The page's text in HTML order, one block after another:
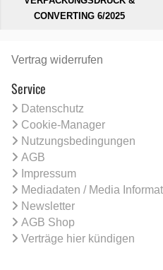
CONVERTING 6/2025
Vertrag widerrufen
Service
Datenschutz
Cookie-Manager
Nutzungsbedingungen
AGB
Impressum
Mediadaten / Media
Newsletter
AGB Shop
Verträge hier kündigen